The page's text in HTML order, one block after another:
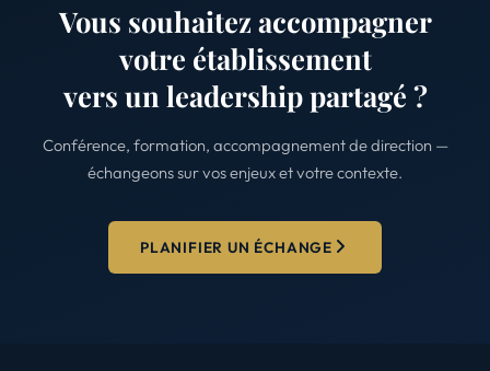
Vous souhaitez accompagner
votre établissement
vers un leadership partagé ?
Conférence, formation, accompagnement de direction —
échangeons sur vos enjeux et votre contexte.
PLANIFIER UN ÉCHANGE